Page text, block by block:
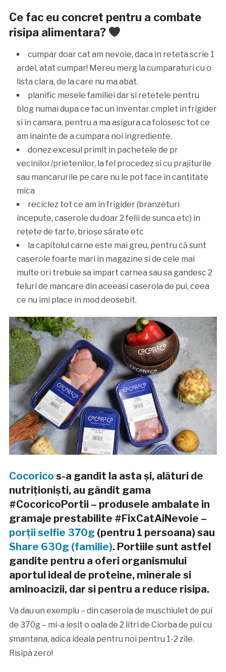
Ce fac eu concret pentru a combate
risipa alimentara?
cumpar doar cat am nevoie, daca in reteta scrie 1
ardei, atat cumpar! Mereu merg la cumparaturi cu o
lista clara, de la care nu ma abat.
planific mesele familiei dar si retetele pentru
blog numai dupa ce fac un inventar cmplet in frigider
si in camara, pentru a ma asigura ca folosesc tot ce
am inainte de a cumpara noi ingrediente.
donez excesul primit in pachetele de pr
vecinilor/prietenilor, la fel procedez si cu prajiturile
sau mancarurile pe care nu le pot face în cantitate
mica⠀
reciclez tot ce am in frigider (branzeturi
incepute, caserole du doar 2 felii de sunca etc) in
rețete de tarte, brioșe sărate etc
la capitolul carne este mai greu, pentru că sunt
caserole foarte mari în magazine si de cele mai
multe ori trebuie sa impart carnea sau sa gandesc 2
feluri de mancare din aceeasi caserola de pui, ceea
ce nu imi place in mod deosebit.⠀
Cocorico s-a gandit la asta și, alături de
nutriționiști, au gândit gama
#CocoricoPortii – produsele ambalate in
gramaje prestabilite #FixCatAiNevoie –
porții selfie 370g (pentru 1 persoana) sau
Share 630g (familie). Portiile sunt astfel
gandite pentru a oferi organismului
aportul ideal de proteine, minerale si
aminoacizii, dar si pentru a reduce risipa.
Va dau un exemplu – din caserola de muschiulet de pui
de 370g – mi-a iesit o oala de 2 litri de Ciorba de pui cu
smantana, adica ideala pentru noi pentru 1-2 zile.
Risipa zero!